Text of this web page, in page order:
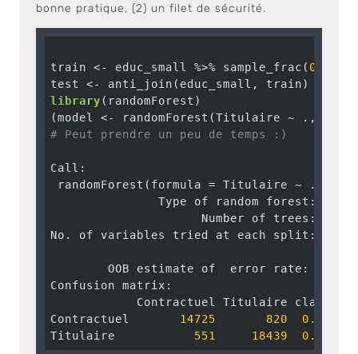
bonne pratique, (2) un filet de sécurité.
train <- educ_small %>% sample_frac( 0.8
library (randomForest)
(model <- randomForest(Titulaire ~ .,
# Peut prendre un peu de temps :)
Call:
randomForest(formula = Titulaire ~ .,
Type of random forest:
                     Number of trees:
No. of variables tried at each split:
        OOB estimate of  error rate:
Confusion matrix:
Contractuel Titulaire
Contractuel 14725 820
Titulaire 551 18439